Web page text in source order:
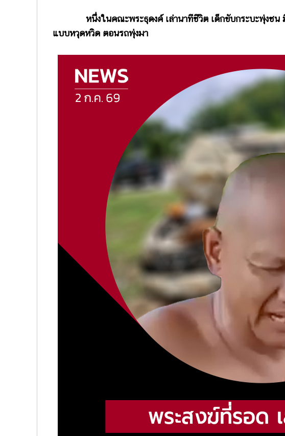
หนึ่งในคณะพระธุดงค์ เล่านาทีชีวิต เด็กขับกระบะพุ่งชน มีลา
แบบหวุดหวิด ตอนรถพุ่งมา